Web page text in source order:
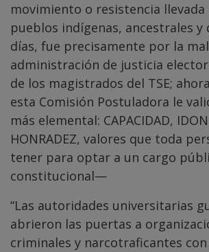
movimiento o resistencia
pueblos indígenas, ancestrales y
días, fue precisamente por la
administración de justicia
de los magistrados del TSE;
esta Comisión Postuladora le
más elemental: CAPACIDAD,
HONRADEZ, valores que toda
tener para optar a un cargo
constitucional—
“Las autoridades universitarias
abrieron las puertas a
criminales y narcotraficantes con